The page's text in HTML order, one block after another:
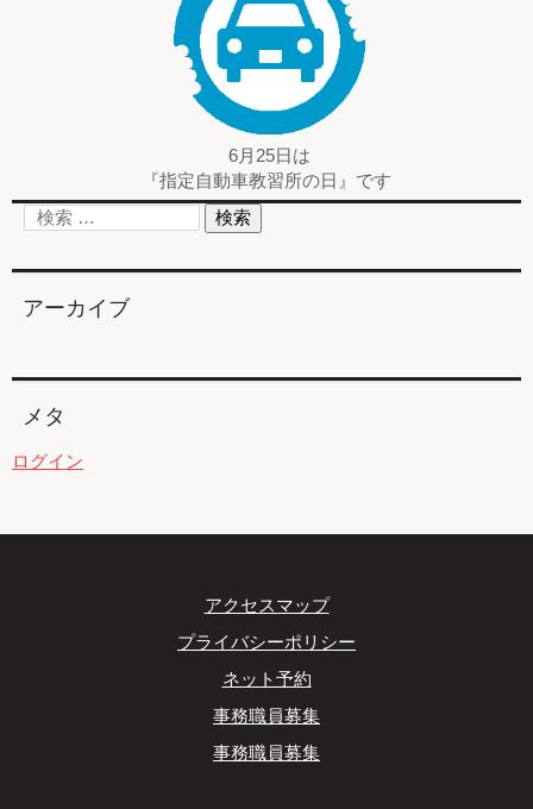
6月25日は
『指定自動車教習所の日』です
アーカイブ
メタ
ログイン
アクセスマップ
プライバシーポリシー
ネット予約
事務職員募集
事務職員募集